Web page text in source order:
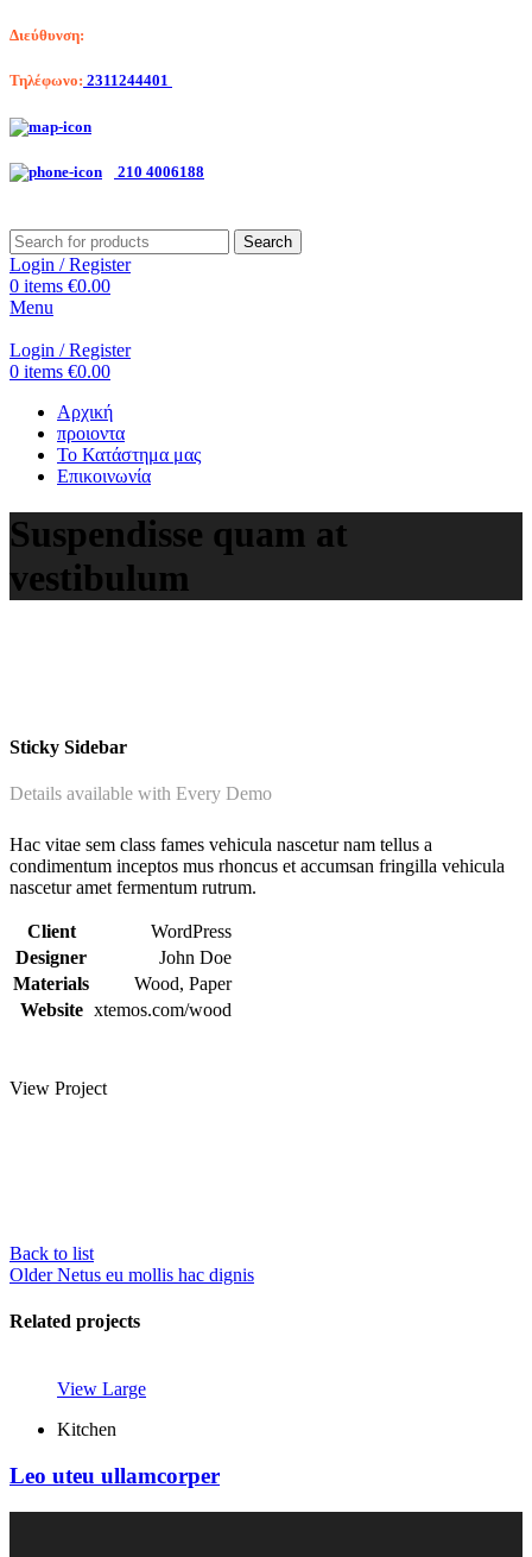
Διεύθυνση:
Τηλέφωνο: 2311244401
210 4006188
Search
Login / Register
0 items €0.00
Menu
Login / Register
0 items €0.00
Αρχική
προιοντα
Το Κατάστημα μας
Επικοινωνία
Suspendisse quam at
vestibulum
Sticky Sidebar
Details available with Every Demo
Hac vitae sem class fames vehicula nascetur nam tellus a
condimentum inceptos mus rhoncus et accumsan fringilla vehicula
nascetur amet fermentum rutrum.
Client
WordPress
Designer
John Doe
Materials
Wood, Paper
Website xtemos.com/wood
View Project
Back to list
Older Netus eu mollis hac dignis
Related projects
View Large
Kitchen
Leo uteu ullamcorper